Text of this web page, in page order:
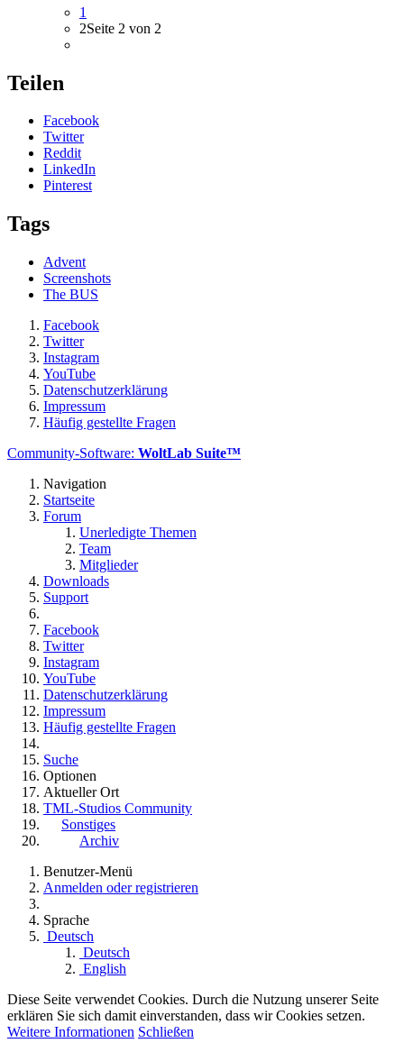
1
2Seite 2 von 2
Teilen
Facebook
Twitter
Reddit
LinkedIn
Pinterest
Tags
Advent
Screenshots
The BUS
Facebook
Twitter
Instagram
YouTube
Datenschutzerklärung
Impressum
Häufig gestellte Fragen
Community-Software: WoltLab Suite™
Navigation
Startseite
Forum
Unerledigte Themen
Team
Mitglieder
Downloads
Support
Facebook
Twitter
Instagram
YouTube
Datenschutzerklärung
Impressum
Häufig gestellte Fragen
Suche
Optionen
Aktueller Ort
TML-Studios Community
Sonstiges
Archiv
Benutzer-Menü
Anmelden oder registrieren
Sprache
Deutsch
Deutsch
English
Diese Seite verwendet Cookies. Durch die Nutzung unserer Seite
erklären Sie sich damit einverstanden, dass wir Cookies setzen.
Weitere Informationen Schließen